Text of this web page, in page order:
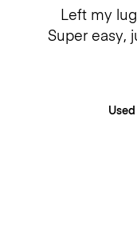
Left my
Super easy,